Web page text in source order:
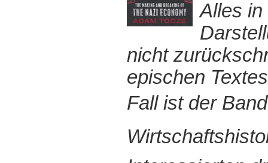
Alles in
nicht
epischen
Fall ist der